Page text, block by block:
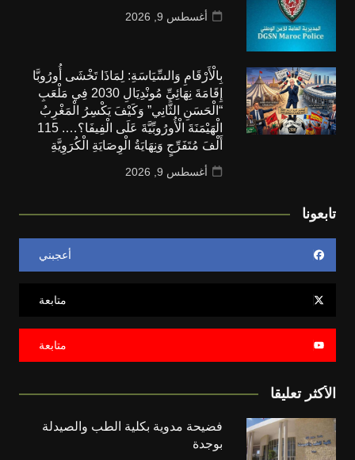
أغسطس 9, 2026
بِالْأَرْقَامِ وَالسِّيَاسَةِ: لِمَاذَا تَخْشَى أُورُوبَّا
إِقَامَةَ نِهَائِيِّ مُونْدِيَالِ 2030 فِي مَلْعَبِ
“الْحَسَنِ الثَّانِي” وَكَيْفَ يَكْسِرُ الْمَغْرِبُ
الْهَيْمَنَةَ الْأُورُوبِّيَّةَ عَلَى الْفِيفَا؟…. 115
أَلْفَ مُتَفَرِّجٍ وَنِهَايَةُ الْوِصَايَةِ الْكُرَوِيَّةِ
أغسطس 9, 2026
تابعونا
أعجبني
متابعة
متابعة
الأكثر تعليقا
فضيحة مدوية بكلية الطب والصيدلة
بوجدة